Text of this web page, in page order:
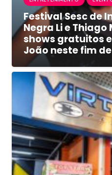
Festival Sesc de
Negra Li e
shows gratuitos
João neste fim